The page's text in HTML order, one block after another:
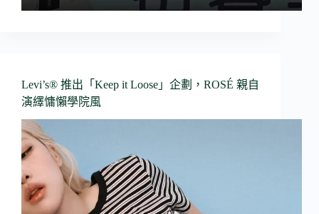
Levi’s® 推出「Keep it Loose」企劃，ROSÉ 親自
演繹慵懶學院風